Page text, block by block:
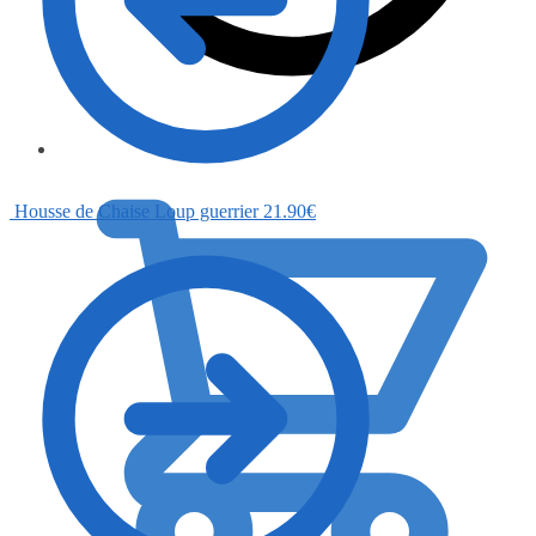
Housse de Chaise Loup guerrier 21.90€